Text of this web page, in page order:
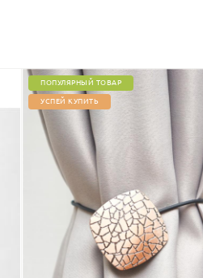
ПОПУЛЯРНЫЙ ТОВАР
УСПЕЙ КУПИТЬ